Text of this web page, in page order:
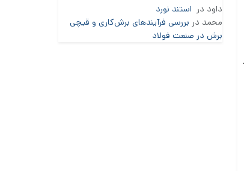
داود در استند نورد
محمد در بررسی فرآیندهای برش‌کاری و قیچی
برش در صنعت فولاد